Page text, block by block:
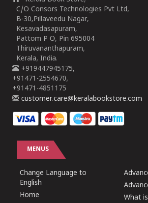
C/O Consors Technologies Pvt Ltd,
B-30,Pillaveedu Nagar,
Kesavadasapuram,
Pattom P O, Pin 695004
Thiruvananthapuram,
Kerala, India.
+919447945175,
+91471-2554670,
+91471-4851175
customer.care@keralabookstore.com
MENUS
Change Language to
English
Home
What